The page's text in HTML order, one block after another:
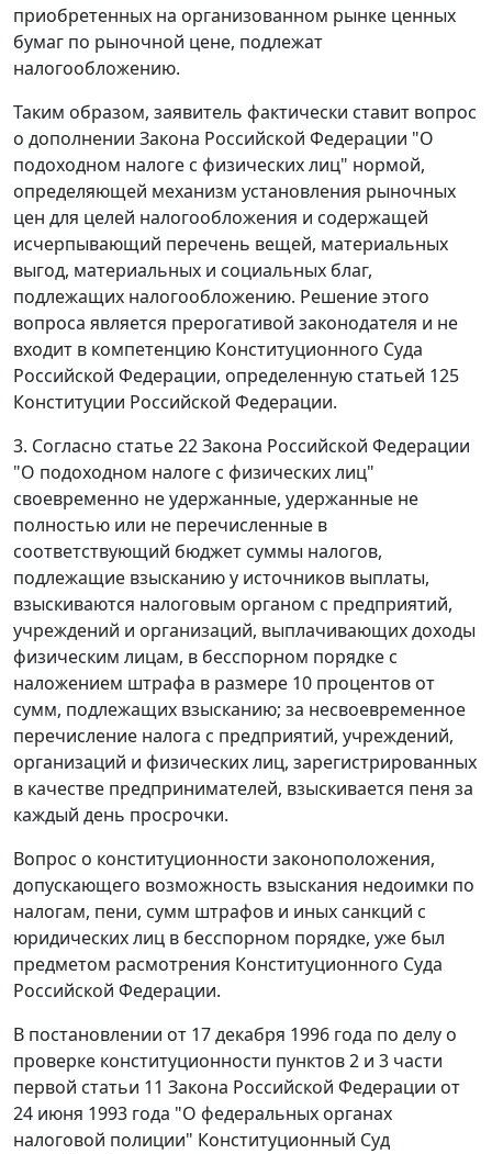
приобретенных на организованном рынке ценных
бумаг по рыночной цене, подлежат
налогообложению.
Таким образом, заявитель фактически ставит вопрос
о дополнении Закона Российской Федерации "О
подоходном налоге с физических лиц" нормой,
определяющей механизм установления рыночных
цен для целей налогообложения и содержащей
исчерпывающий перечень вещей, материальных
выгод, материальных и социальных благ,
подлежащих налогообложению. Решение этого
вопроса является прерогативой законодателя и не
входит в компетенцию Конституционного Суда
Российской Федерации, определенную статьей 125
Конституции Российской Федерации.
3. Согласно статье 22Закона Российской Федерации
"О подоходном налоге с физических лиц"
своевременно не удержанные, удержанные не
полностью или не перечисленные в
соответствующий бюджет суммы налогов,
подлежащие взысканию у источников выплаты,
взыскиваются налоговым органом с предприятий,
учреждений и организаций, выплачивающих доходы
физическим лицам, в бесспорном порядке с
наложением штрафа в размере 10 процентов от
сумм, подлежащих взысканию; за несвоевременное
перечисление налога с предприятий, учреждений,
организаций и физических лиц, зарегистрированных
в качестве предпринимателей, взыскивается пеня за
каждый день просрочки.
Вопрос о конституционности законоположения,
допускающего возможность взыскания недоимки по
налогам, пени, сумм штрафов и иных санкций с
юридических лиц в бесспорном порядке, уже был
предметом расмотрения Конституционного Суда
Российской Федерации.
В постановлении от 17 декабря 1996 года по делу о
проверке конституционности пунктов 2 и 3 части
первой статьи 11 Закона Российской Федерации от
24 июня 1993 года "О федеральных органах
налоговой полиции" Конституционный Суд